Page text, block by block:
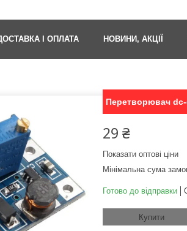
І ОПЛАТА НОВИНИ, АКЦІЇ
Перетворювач
29 ₴
Показати оптові ціни
Мінімальна сума
Готово до відправки
Купити